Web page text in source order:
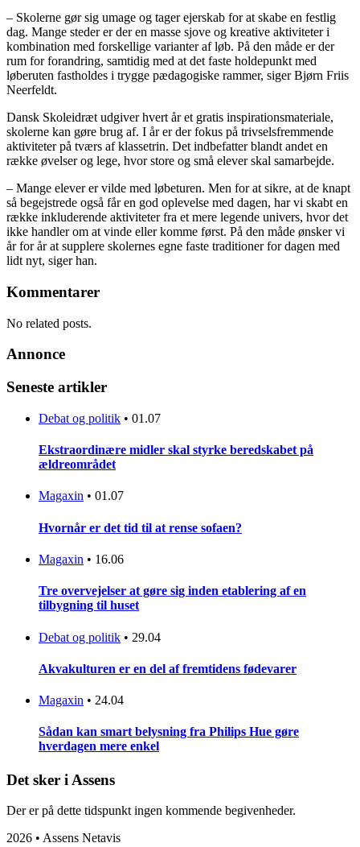
– Skolerne gør sig umage og tager ejerskab for at skabe en festlig
dag. Mange steder er der en masse sjove og kreative aktiviteter i
kombination med forskellige varianter af løb. På den måde er der
rum for forandring, samtidig med at det faste holdepunkt med
løberuten fastholdes i trygge pædagogiske rammer, siger Bjørn Friis
Neerfeldt.
Dansk Skoleidræt udgiver hvert år et gratis inspirationsmateriale,
skolerne kan gøre brug af. I år er der fokus på trivselsfremmende
aktiviteter på tværs af klassetrin. Det indbefatter blandt andet en
række øvelser og lege, hvor store og små elever skal samarbejde.
– Mange elever er vilde med løbeturen. Men for at sikre, at de knapt
så begejstrede også får en god oplevelse med dagen, har vi skabt en
række inkluderende aktiviteter fra et mere legende univers, hvor det
ikke handler om at vinde eller komme først. På den måde ønsker vi
år for år at supplere skolernes egne faste traditioner for dagen med
lidt nyt, siger han.
Kommentarer
No related posts.
Annonce
Seneste artikler
Debat og politik • 01.07
Ekstraordinære midler skal styrke beredskabet på
ældreområdet
Magaxin • 01.07
Hvornår er det tid til at rense sofaen?
Magaxin • 16.06
Tre overvejelser at gøre sig inden etablering af en
tilbygning til huset
Debat og politik • 29.04
Akvakulturen er en del af fremtidens fødevarer
Magaxin • 24.04
Sådan kan smart belysning fra Philips Hue gøre
hverdagen mere enkel
Det sker i Assens
Der er på dette tidspunkt ingen kommende begivenheder.
2026 • Assens Netavis